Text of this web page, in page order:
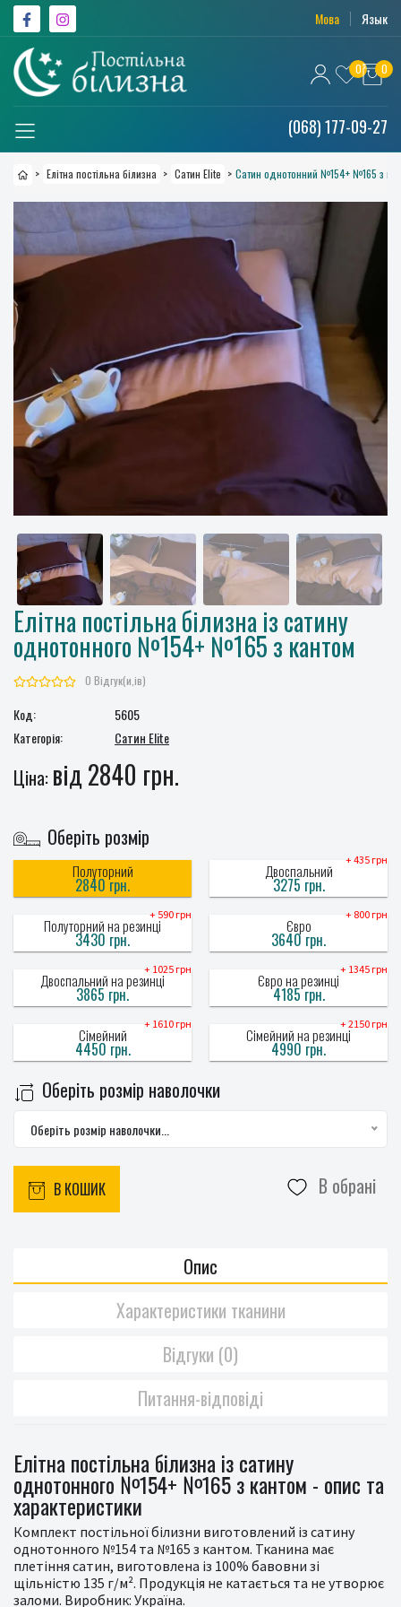
Мова Язык
0 0
(068) 177-09-27
> Елітна постільна білизна > Сатин Elite > Сатин однотонний №154+ №165 з
Елітна постільна білизна із сатину
однотонного №154+ №165 з кантом
0 Відгук(и,ів)
Код:
5605
Категорія:
Сатин Elite
Ціна: від 2840 грн.
Оберіть розмір
Полуторний
2840 грн.
+ 435 грн
Двоспальний
3275 грн.
+ 590 грн
Полуторний на резинці
3430 грн.
+ 800 грн
Євро
3640 грн.
+ 1025 грн
Двоспальний на резинці
3865 грн.
+ 1345 грн
Євро на резинці
4185 грн.
+ 1610 грн
Сімейний
4450 грн.
+ 2150 грн
Сімейний на резинці
4990 грн.
Оберіть розмір наволочки
Оберіть розмір наволочки...
В КОШИК В обрані
Опис
Характеристики тканини
Відгуки (0)
Питання-відповіді
Елітна постільна білизна із сатину
однотонного №154+ №165 з кантом - опис та
характеристики
Комплект постільної білизни виготовлений із сатину
однотонного №154 та №165 з кантом. Тканина має
плетіння сатин, виготовлена із 100% бавовни зі
щільністю 135 г/м². Продукція не катається та не утворює
заломи. Виробник: Україна.